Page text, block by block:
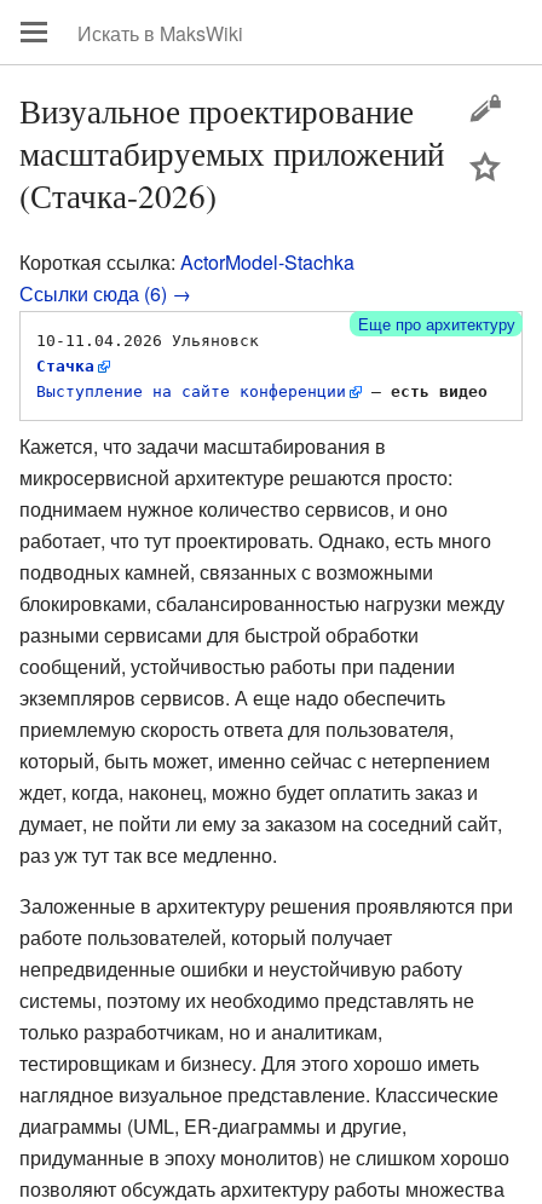
Визуальное проектирование
масштабируемых приложений
(Стачка-2026)
Короткая ссылка: ActorModel-Stachka
Ссылки сюда (6) →
Еще про архитектуру
Стачка
Выступление на сайте конференции
— есть видео
Кажется, что задачи масштабирования в
микросервисной архитектуре решаются просто:
поднимаем нужное количество сервисов, и оно
работает, что тут проектировать. Однако, есть много
подводных камней, связанных с возможными
блокировками, сбалансированностью нагрузки между
разными сервисами для быстрой обработки
сообщений, устойчивостью работы при падении
экземпляров сервисов. А еще надо обеспечить
приемлемую скорость ответа для пользователя,
который, быть может, именно сейчас с нетерпением
ждет, когда, наконец, можно будет оплатить заказ и
думает, не пойти ли ему за заказом на соседний сайт,
раз уж тут так все медленно.
Заложенные в архитектуру решения проявляются при
работе пользователей, который получает
непредвиденные ошибки и неустойчивую работу
системы, поэтому их необходимо представлять не
только разработчикам, но и аналитикам,
тестировщикам и бизнесу. Для этого хорошо иметь
наглядное визуальное представление. Классические
диаграммы (UML, ER-диаграммы и другие,
придуманные в эпоху монолитов) не слишком хорошо
позволяют обсуждать архитектуру работы множества